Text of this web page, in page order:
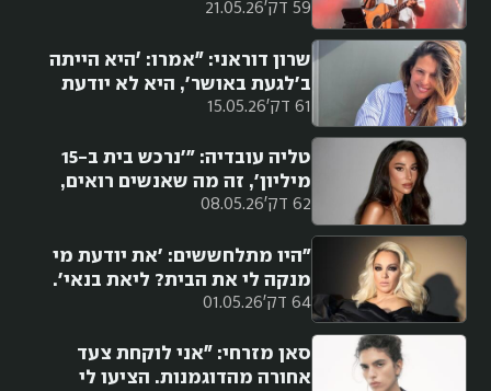
59 דק' 21.05.26
כאן', פעם הייתי מתנצל בקטע
מוזיקה"
61 דק' 15.05.26
שרון דוראני: ״אמרו: ׳היא הייתה
ב'לגעת באושר', היא לא יודעת
לשחק'. זה קצת ביאס אותי, אבל
62 דק' 08.05.26
טליה עובדיה: "'נרכש בית ב-15
מיליון', זה מה שאנשים רואים,
אבל זה מגיע עם מחויבות מאוד
64 דק' 01.05.26
"היו מתלחששים: 'את יודעת מי
מנקה לי את הבית? ליאת בנאי'.
היה אכפת לי רק מאיך אגדל את
7\24"
סאן מזרחי: ״אני לוקחת צעד
אחורה מהדוגמנות. הציעו לי